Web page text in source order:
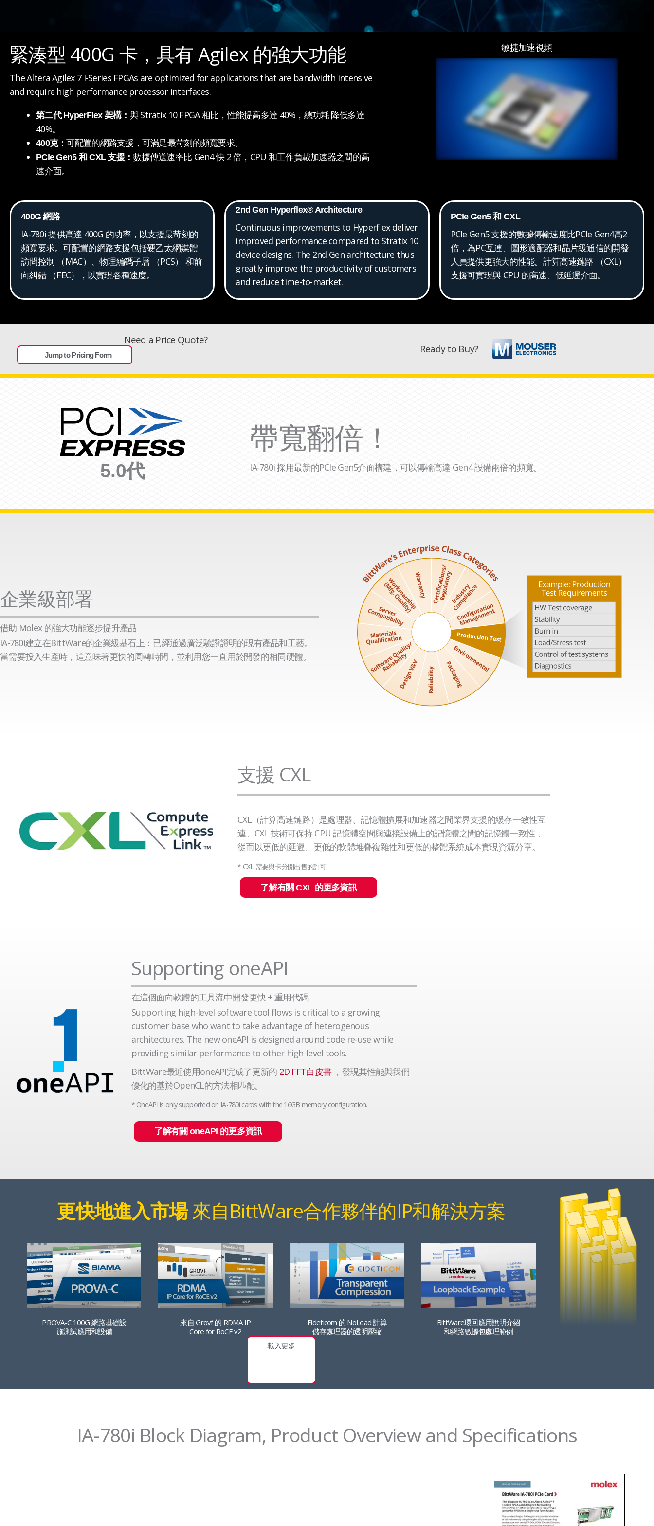
緊湊型 400G 卡，具有 Agilex 的強大功能
The Altera Agilex 7 I-Series FPGAs are optimized for applications that are bandwidth intensive
and require high performance processor interfaces.
第二代 HyperFlex 架構： 與 Stratix 10 FPGA 相比，性能提高多達 40%，總功耗 降低多達
40%。
400克：可配置的網路支援，可滿足最苛刻的頻寬要求。
PCIe Gen5 和 CXL 支援：數據傳送速率比 Gen4 快 2 倍，CPU 和工作負載加速器之間的高
速介面。
敏捷加速視頻
400G 網路
IA-780i 提供高達 400G 的功率，以支援最苛刻的
頻寬要求。可配置的網路支援包括硬乙太網媒體
訪問控制 （MAC）、物理編碼子層 （PCS） 和前
向糾錯 （FEC），以實現各種速度。
2nd Gen Hyperflex® Architecture
Continuous improvements to Hyperflex deliver
improved performance compared to Stratix 10
device designs. The 2nd Gen architecture thus
greatly improve the productivity of customers
and reduce time-to-market.
PCIe Gen5 和 CXL
PCIe Gen5 支援的數據傳輸速度比PCIe Gen4高2
倍，為PC互連、圖形適配器和晶片級通信的開發
人員提供更強大的性能。計算高速鏈路 （CXL）
支援可實現與 CPU 的高速、低延遲介面。
Need a Price Quote?
Jump to Pricing Form Ready to Buy?
5.0代
帶寬翻倍！
IA-780i 採用最新的PCIe Gen5介面構建，可以傳輸高達 Gen4 設備兩倍的頻寬。
企業級部署
借助 Molex 的強大功能逐步提升產品
IA-780i建立在BittWare的企業級基石上：已經通過廣泛驗證證明的現有產品和工藝。
當需要投入生產時，這意味著更快的周轉時間，並利用您一直用於開發的相同硬體。
支援 CXL
CXL（計算高速鏈路）是處理器、記憶體擴展和加速器之間業界支援的緩存一致性互
連。CXL 技術可保持 CPU 記憶體空間與連接設備上的記憶體之間的記憶體一致性，
從而以更低的延遲、更低的軟體堆疊複雜性和更低的整體系統成本實現資源分享。
* CXL 需要與卡分開出售的許可
了解有關 CXL 的更多資訊
Supporting oneAPI
在這個面向軟體的工具流中開發更快 + 重用代碼
Supporting high-level software tool flows is critical to a growing
customer base who want to take advantage of heterogenous
architectures. The new oneAPI is designed around code re-use while
providing similar performance to other high-level tools.
BittWare最近使用oneAPI完成了更新的 2D FFT白皮書，發現其性能與我們
優化的基於OpenCL的方法相匹配。
* OneAPI is only supported on IA-780i cards with the 16GB memory configuration.
了解有關 oneAPI 的更多資訊
更快地進入市場來自BittWare合作夥伴的IP和解決方案
PROVA-C 100G 網路基礎設
施測試應用和設備
來自 Grovf 的 RDMA IP
Core for RoCE v2
Eideticom 的 NoLoad 計算
儲存處理器的透明壓縮
BittWare環回應用說明介紹
和網路數據包處理範例
載入更多
IA-780i Block Diagram, Product Overview and Specifications